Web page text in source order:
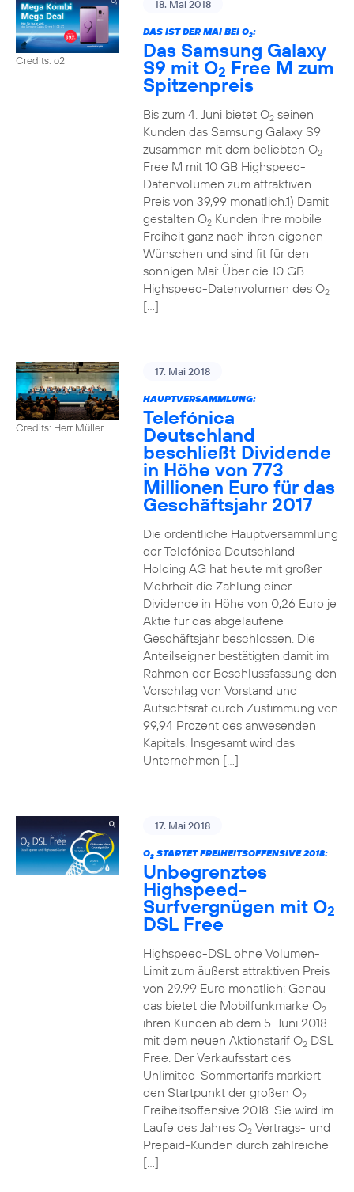
Credits: o2
18. Mai 2018
DAS IST DER MAI BEI O2:
Das Samsung Galaxy
S9 mit O2 Free M zum
Spitzenpreis
Bis zum 4. Juni bietet O2seinen
Kunden das Samsung Galaxy S9
zusammen mit dem beliebten O2
Free M mit 10 GB Highspeed-
Datenvolumen zum attraktiven
Preis von 39,99 monatlich.1) Damit
gestalten O2Kunden ihre mobile
Freiheit ganz nach ihren eigenen
Wünschen und sind fit für den
sonnigen Mai: Über die 10 GB
Highspeed-Datenvolumen des O2
[…]
Credits: Herr Müller
17. Mai 2018
HAUPTVERSAMMLUNG:
Telefónica
Deutschland
beschließt Dividende
in Höhe von 773
Millionen Euro für das
Geschäftsjahr 2017
Die ordentliche Hauptversammlung
der Telefónica Deutschland
Holding AG hat heute mit großer
Mehrheit die Zahlung einer
Dividende in Höhe von 0,26 Euro je
Aktie für das abgelaufene
Geschäftsjahr beschlossen. Die
Anteilseigner bestätigten damit im
Rahmen der Beschlussfassung den
Vorschlag von Vorstand und
Aufsichtsrat durch Zustimmung von
99,94 Prozent des anwesenden
Kapitals. Insgesamt wird das
Unternehmen […]
17. Mai 2018
O2STARTET FREIHEITSOFFENSIVE 2018:
Unbegrenztes
Highspeed-
Surfvergnügen mit O2
DSL Free
Highspeed-DSL ohne Volumen-
Limit zum äußerst attraktiven Preis
von 29,99 Euro monatlich: Genau
das bietet die Mobilfunkmarke O2
ihren Kunden ab dem 5. Juni 2018
mit dem neuen Aktionstarif O2DSL
Free. Der Verkaufsstart des
Unlimited-Sommertarifs markiert
den Startpunkt der großen O2
Freiheitsoffensive 2018. Sie wird im
Laufe des Jahres O2Vertrags- und
Prepaid-Kunden durch zahlreiche
[…]